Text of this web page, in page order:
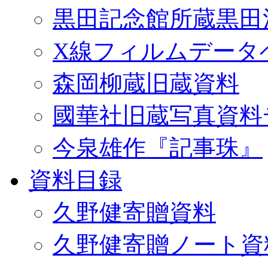
黒田記念館所蔵黒
X線フィルムデータ
森岡柳蔵旧蔵資料
國華社旧蔵写真資
今泉雄作『記事珠』
資料目録
久野健寄贈資料
久野健寄贈ノート